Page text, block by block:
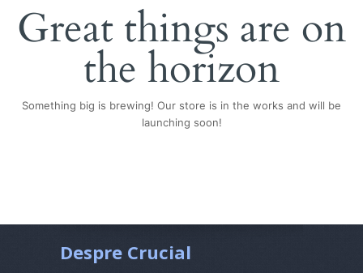
Great things are on
the horizon
Something big is brewing! Our store is in the works and will be
launching soon!
Despre Crucial